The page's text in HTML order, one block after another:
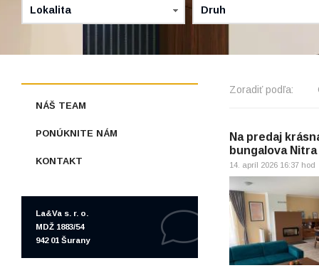
Zoradiť podľa:
Na predaj
bungalova Nitra
14. apríl 2026 16:37 hod
NÁŠ TEAM
PONÚKNITE NÁM
KONTAKT
La&Va s. r. o.
MDŽ 1883/54
942 01 Šurany
Lokalita Druh